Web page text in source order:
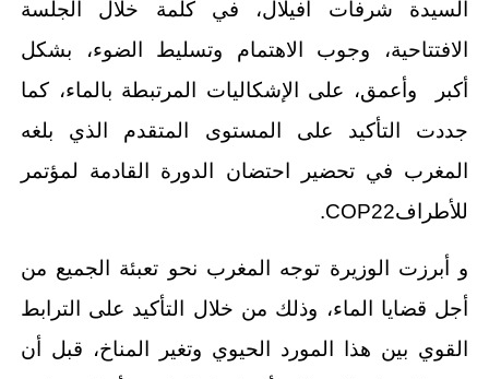
السيدة شرفات أفيلال، في كلمة خلال الجلسة
الافتتاحية، وجوب الاهتمام وتسليط الضوء، بشكل
أكبر وأعمق، على الإشكاليات المرتبطة بالماء، كما
جددت التأكيد على المستوى المتقدم الذي بلغه
المغرب في تحضير احتضان الدورة القادمة لمؤتمر
للأطرافCOP22.
و أبرزت الوزيرة توجه المغرب نحو تعبئة الجميع من
أجل قضايا الماء، وذلك من خلال التأكيد على الترابط
القوي بين هذا المورد الحيوي وتغير المناخ، قبل أن